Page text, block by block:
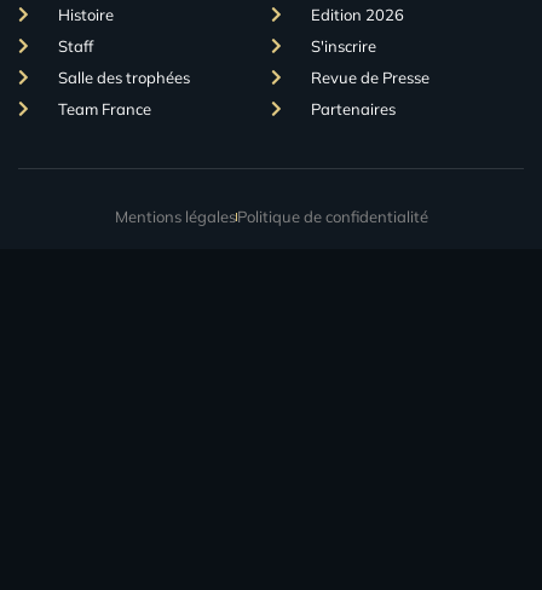
Histoire
Staff
Salle des trophées
Team France
Edition 2026
S'inscrire
Revue de Presse
Partenaires
Mentions légalesPolitique de confidentialité